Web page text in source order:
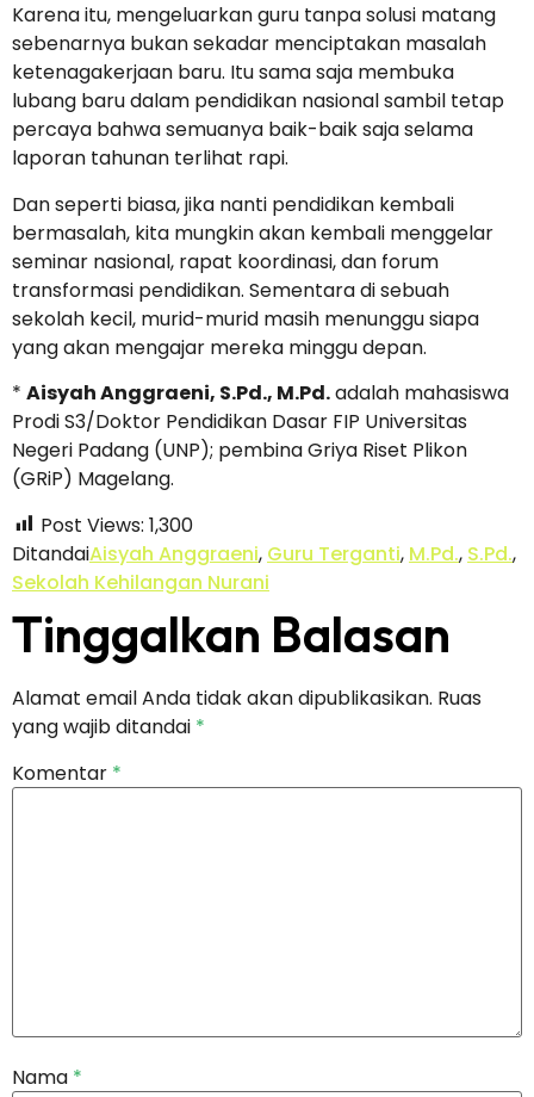
Karena itu, mengeluarkan guru tanpa solusi matang
sebenarnya bukan sekadar menciptakan masalah
ketenagakerjaan baru. Itu sama saja membuka
lubang baru dalam pendidikan nasional sambil tetap
percaya bahwa semuanya baik-baik saja selama
laporan tahunan terlihat rapi.
Dan seperti biasa, jika nanti pendidikan kembali
bermasalah, kita mungkin akan kembali menggelar
seminar nasional, rapat koordinasi, dan forum
transformasi pendidikan. Sementara di sebuah
sekolah kecil, murid-murid masih menunggu siapa
yang akan mengajar mereka minggu depan.
* Aisyah Anggraeni, S.Pd., M.Pd.adalah mahasiswa
Prodi S3/Doktor Pendidikan Dasar FIP Universitas
Negeri Padang (UNP); pembina Griya Riset Plikon
(GRiP) Magelang.
Post Views: 1,300
DitandaiAisyah Anggraeni, Guru Terganti, M.Pd., S.Pd.,
Sekolah Kehilangan Nurani
Tinggalkan Balasan
Alamat email Anda tidak akan dipublikasikan. Ruas
yang wajib ditandai *
Komentar *
Nama *